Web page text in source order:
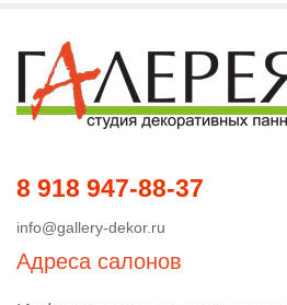
8 918 947-88-37
info@gallery-dekor.ru
Адреса салонов